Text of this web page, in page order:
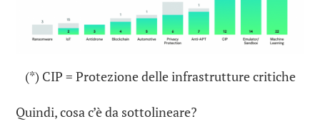
(*) CIP = Protezione delle infrastrutture critiche
Quindi, cosa c’è da sottolineare?